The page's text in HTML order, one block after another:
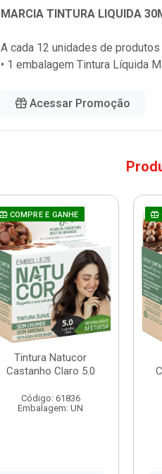
MARCIA TINTURA LIQUIDA
A cada 12 unidades de
• 1 embalagem Tintura Líquida
Acessar Promoção
COMPRE E GANHE
Tintura Natucor
Castanho Claro 5.0
Código: 61836
Embalagem: UN